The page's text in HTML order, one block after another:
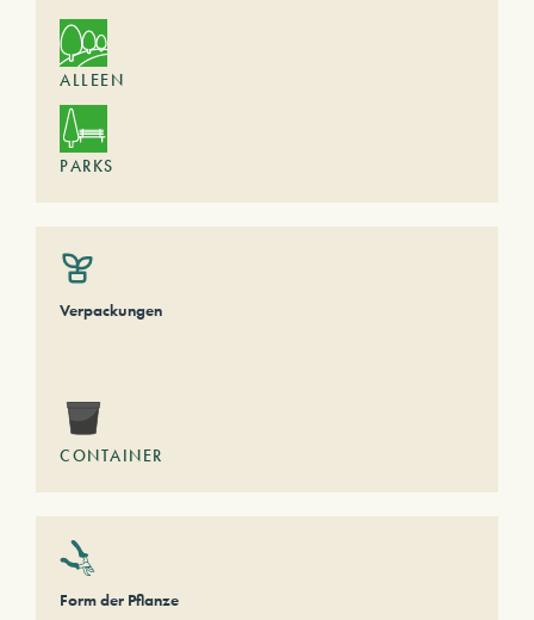
ALLEEN
PARKS
Verpackungen
CONTAINER
Form der Pflanze